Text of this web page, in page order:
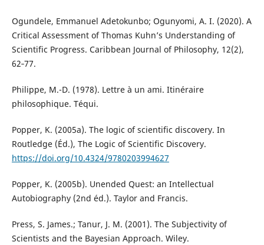
Ogundele, Emmanuel Adetokunbo; Ogunyomi, A. I. (2020). A
Critical Assessment of Thomas Kuhn’s Understanding of
Scientific Progress. Caribbean Journal of Philosophy, 12(2),
62‑77.
Philippe, M.-D. (1978). Lettre à un ami. Itinéraire
philosophique. Téqui.
Popper, K. (2005a). The logic of scientific discovery. In
Routledge (Éd.), The Logic of Scientific Discovery.
https://doi.org/10.4324/9780203994627
Popper, K. (2005b). Unended Quest: an Intellectual
Autobiography (2nd éd.). Taylor and Francis.
Press, S. James.; Tanur, J. M. (2001). The Subjectivity of
Scientists and the Bayesian Approach. Wiley.